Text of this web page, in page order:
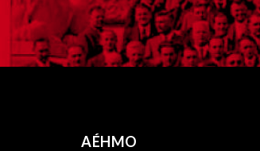
AÉHMO